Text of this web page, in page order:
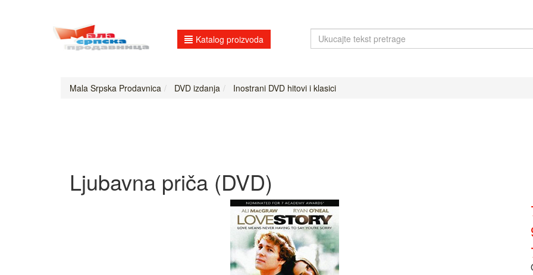
Katalog proizvoda
Mala Srpska Prodavnica DVD izdanja Inostrani DVD hitovi i klasici
Ljubavna priča (DVD)